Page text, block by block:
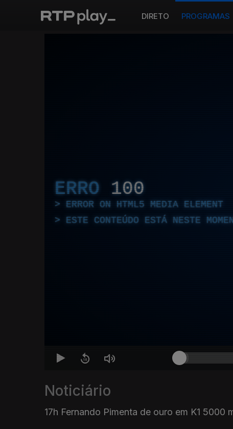
DIRETO PROGRAMAS
ERRO 100
ERROR ON HTML5 MEDIA ELEMENT
ESTE CONTEÚDO ESTÁ NESTE
Noticiário
17h Fernando Pimenta de ouro em K1 5000